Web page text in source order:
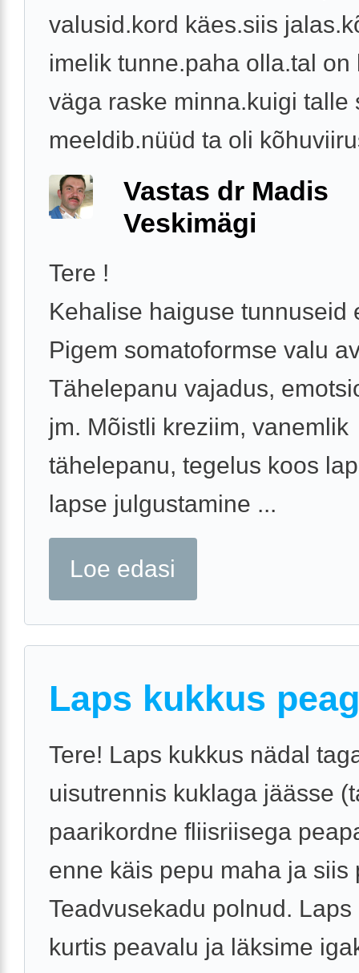
valusid.kord käes.siis
imelik tunne.paha olla.tal on
väga raske minna.kuigi talle
meeldib.nüüd ta oli
Vastas dr Madis
Veskimägi
Tere !
Kehalise haiguse tunnuseid
Pigem somatoformse valu
Tähelepanu vajadus,
jm. Mõistli kreziim, vanemlik
tähelepanu, tegelus koos
lapse julgustamine ...
Loe edasi
Laps kukkus
Tere! Laps kukkus nädal
uisutrennis kuklaga jäässe
paarikordne fliisriisega
enne käis pepu maha ja siis
Teadvusekadu polnud. Laps
kurtis peavalu ja läksime